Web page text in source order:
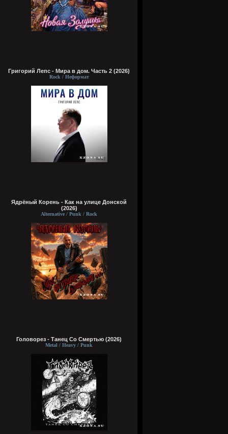
Григорий Лепс - Мира в дом. Часть 2 (2026)
Rock / Неформат
Ядрёный Корень - Как на улице Донской
(2026)
Alternative / Punk / Rock
Головорез - Tанец Со Смертью (2026)
Metal / Heavy / Punk